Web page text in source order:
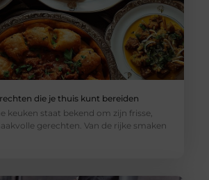
die je thuis kunt bereiden
keuken staat bekend om zijn frisse,
gerechten. Van de rijke smaken